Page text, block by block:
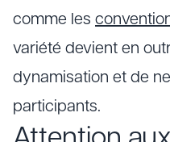
comme les
variété devient en
dynamisation et de
participants.